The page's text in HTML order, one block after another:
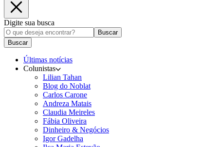
Digite sua busca
Buscar
Buscar
Últimas notícias
Colunistas
Lilian Tahan
Blog do Noblat
Carlos Carone
Andreza Matais
Claudia Meireles
Fábia Oliveira
Dinheiro & Negócios
Igor Gadelha